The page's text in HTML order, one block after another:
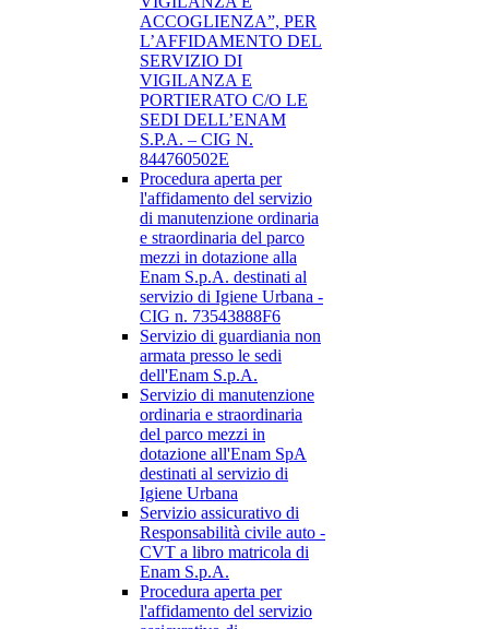
ACCOGLIENZA”, PER
L’AFFIDAMENTO DEL
SERVIZIO DI
VIGILANZA E
PORTIERATO C/O LE
SEDI DELL’ENAM
S.P.A. – CIG N.
844760502E
Procedura aperta per
l'affidamento del servizio
di manutenzione ordinaria
e straordinaria del parco
mezzi in dotazione alla
Enam S.p.A. destinati al
servizio di Igiene Urbana -
CIG n. 73543888F6
Servizio di guardiania non
armata presso le sedi
dell'Enam S.p.A.
Servizio di manutenzione
ordinaria e straordinaria
del parco mezzi in
dotazione all'Enam SpA
destinati al servizio di
Igiene Urbana
Servizio assicurativo di
Responsabilità civile auto -
CVT a libro matricola di
Enam S.p.A.
Procedura aperta per
l'affidamento del servizio